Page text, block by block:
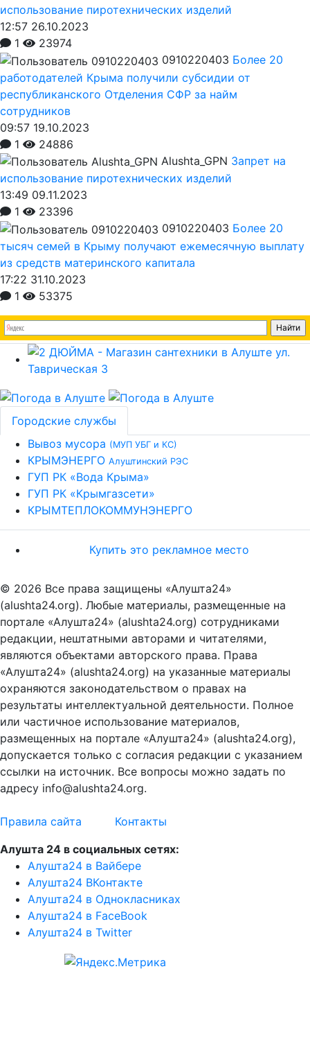
использование пиротехнических изделий
12:57 26.10.2023
1
23974
0910220403 Более 20
работодателей Крыма получили субсидии от
республиканского Отделения СФР за найм
сотрудников
09:57 19.10.2023
1
24886
Alushta_GPN Запрет на
использование пиротехнических изделий
13:49 09.11.2023
1
23396
0910220403 Более 20
тысяч семей в Крыму получают ежемесячную выплату
из средств материнского капитала
17:22 31.10.2023
1
53375
Городские службы
Вывоз мусора (МУП УБГ и КС)
КРЫМЭНЕРГО Алуштинский РЭС
ГУП РК «Вода Крыма»
ГУП РК «Крымгазсети»
КРЫМТЕПЛОКОММУНЭНЕРГО
Купить это рекламное место
© 2026 Все права защищены «Алушта24»
(alushta24.org). Любые материалы, размещенные на
портале «Алушта24» (alushta24.org) сотрудниками
редакции, нештатными авторами и читателями,
являются объектами авторского права. Права
«Алушта24» (alushta24.org) на указанные материалы
охраняются законодательством о правах на
результаты интеллектуальной деятельности. Полное
или частичное использование материалов,
размещенных на портале «Алушта24» (alushta24.org),
допускается только с согласия редакции с указанием
ссылки на источник. Все вопросы можно задать по
адресу info@alushta24.org.
Правила сайта
Контакты
Алушта 24 в социальных сетях:
Алушта24 в Вайбере
Алушта24 ВКонтакте
Алушта24 в Однокласниках
Алушта24 в FaceBook
Алушта24 в Twitter